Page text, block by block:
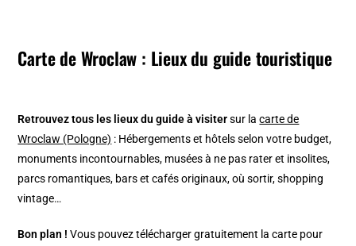
Carte de Wroclaw : Lieux du guide touristique
Retrouvez tous les lieux du guide à visitersur lacarte de
Wroclaw (Pologne) : Hébergements et hôtels selon votre budget,
monuments incontournables, musées à ne pas rater et insolites,
parcs romantiques, bars et cafés originaux, où sortir, shopping
vintage…
Bon plan ! Vous pouvez télécharger gratuitement la carte pour